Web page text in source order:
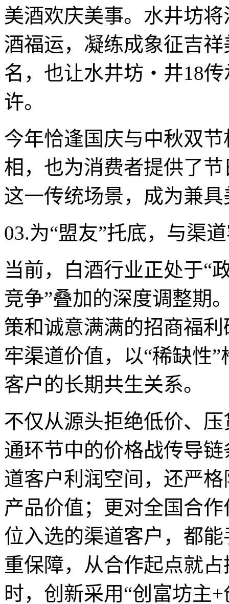
美酒欢庆美事。水井坊
酒福运，凝练成象征吉
名，也让水井坊・井18
许。
今年恰逢国庆与中秋双
相，也为消费者提供了
这一传统场景，成为兼
03.为“盟友”托底，与渠
当前，白酒行业正处于“
竞争”叠加的深度调整期
策和诚意满满的招商福
牢渠道价值，以“稀缺性
客户的长期共生关系。
不仅从源头拒绝低价、
通环节中的价格战传导
道客户利润空间，还严
产品价值；更对全国合
位入选的渠道客户，都
重保障，从合作起点就
时，创新采用“创富坊主